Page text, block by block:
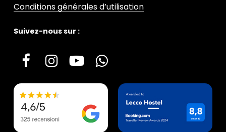
Conditions générales d’utilisation
Suivez-nous sur :